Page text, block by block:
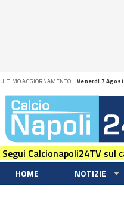
ULTIMO AGGIORNAMENTO: Venerdi 7
Segui Calcionapoli24TV sul
HOME NOTIZIE